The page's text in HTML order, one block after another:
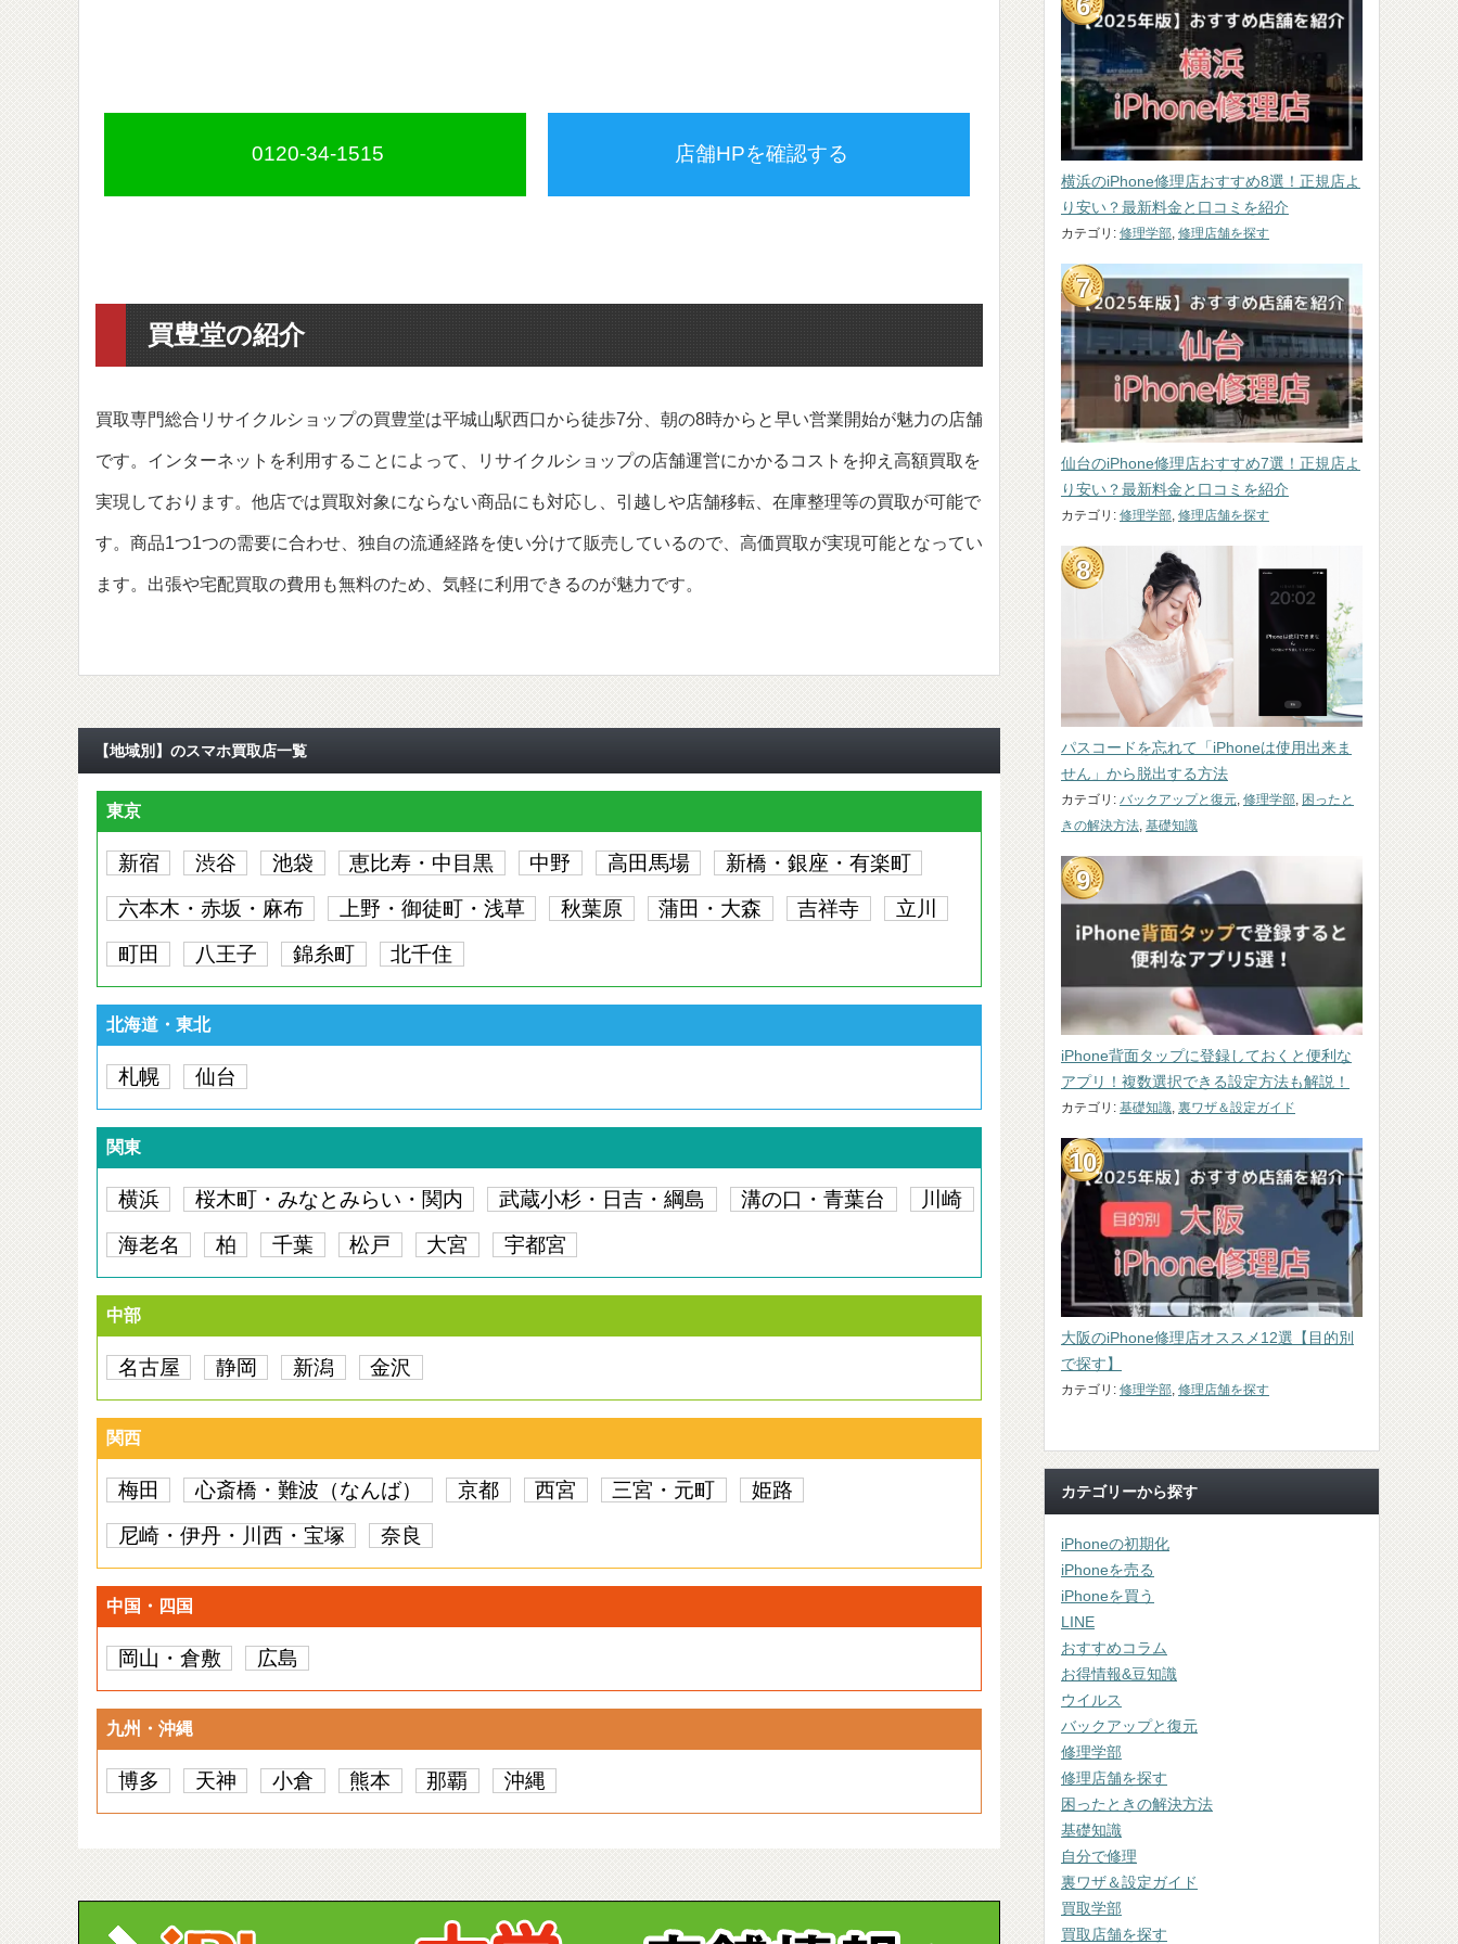
0120-34-1515 店舗HPを確認する
買豊堂の紹介
買取専門総合リサイクルショップの買豊堂は平城山駅西口から徒歩7分、朝の8時からと早い営業開始が魅力の店舗
です。インターネットを利用することによって、リサイクルショップの店舗運営にかかるコストを抑え高額買取を
実現しております。他店では買取対象にならない商品にも対応し、引越しや店舗移転、在庫整理等の買取が可能で
す。商品1つ1つの需要に合わせ、独自の流通経路を使い分けて販売しているので、高価買取が実現可能となってい
ます。出張や宅配買取の費用も無料のため、気軽に利用できるのが魅力です。
【地域別】のスマホ買取店一覧
東京
新宿 渋谷 池袋 恵比寿・中目黒 中野 高田馬場
新橋・銀座・有楽町
六本木・赤坂・麻布
上野・御徒町・浅草 秋葉原 蒲田・大森 吉祥寺
立川
町田
八王子 錦糸町 北千住
北海道・東北
札幌 仙台
関東
横浜 桜木町・みなとみらい・関内 武蔵小杉・日吉・綱島 溝の口・青葉台
川崎
海老名
柏 千葉 松戸 大宮 宇都宮
中部
名古屋 静岡 新潟 金沢
関西
梅田 心斎橋・難波（なんば） 京都 西宮 三宮・元町
姫路
尼崎・伊丹・川西・宝塚
奈良
中国・四国
岡山・倉敷 広島
九州・沖縄
博多 天神 小倉 熊本 那覇 沖縄
横浜のiPhone修理店おすすめ8選！正規店よ
り安い？最新料金と口コミを紹介
カテゴリ: 修理学部 修理店舗を探す
仙台のiPhone修理店おすすめ7選！正規店よ
り安い？最新料金と口コミを紹介
カテゴリ: 修理学部 修理店舗を探す
パスコードを忘れて「iPhoneは使用出来ま
せん」から脱出する方法
カテゴリ: バックアップと復元 修理学部
困ったと
きの解決方法 基礎知識
iPhone背面タップに登録しておくと便利な
アプリ！複数選択できる設定方法も解説！
カテゴリ: 基礎知識 裏ワザ＆設定ガイド
大阪のiPhone修理店オススメ12選【目的別
で探す】
カテゴリ: 修理学部 修理店舗を探す
カテゴリーから探す
iPhoneの初期化
iPhoneを売る
iPhoneを買う
LINE
おすすめコラム
お得情報&豆知識
ウイルス
バックアップと復元
修理学部
修理店舗を探す
困ったときの解決方法
基礎知識
自分で修理
裏ワザ＆設定ガイド
買取学部
買取店舗を探す